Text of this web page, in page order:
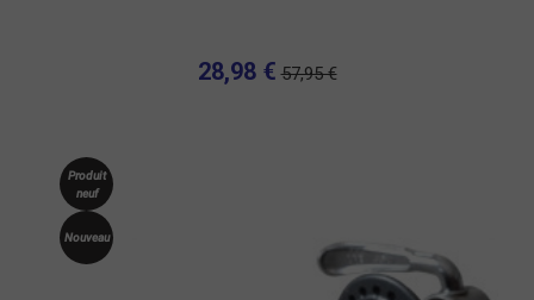
28,98 € 57,95 €
Produit
neuf
Nouveau